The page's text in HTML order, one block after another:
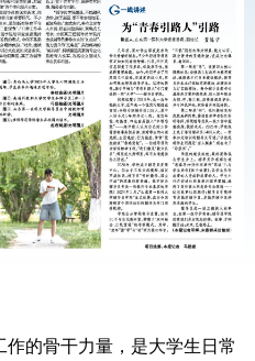
的骨干力量，是大学生日常